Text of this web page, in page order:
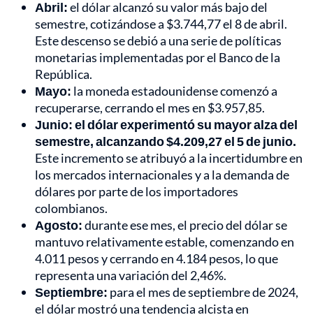
Abril:el dólar alcanzó su valor más bajo del
semestre, cotizándose a $3.744,77 el 8 de abril.
Este descenso se debió a una serie de políticas
monetarias implementadas por el Banco de la
República.
Mayo: la moneda estadounidense comenzó a
recuperarse, cerrando el mes en $3.957,85.
Junio:el dólar experimentó su mayor alza del
semestre, alcanzando $4.209,27 el 5 de junio.
Este incremento se atribuyó a la incertidumbre en
los mercados internacionales y a la demanda de
dólares por parte de los importadores
colombianos.
Agosto:durante ese mes, el precio del dólar se
mantuvo relativamente estable, comenzando en
4.011 pesos y cerrando en 4.184 pesos, lo que
representa una variación del 2,46%.
Septiembre: para el mes de septiembre de 2024,
el dólar mostró una tendencia alcista en